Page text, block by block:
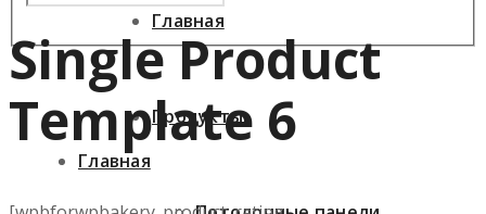
Главная
Главная
Продукты
Single Product
Template 6